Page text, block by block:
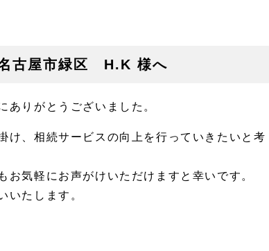
古屋市緑区 H.K 様へ
ありがとうございました。
け、相続サービスの向上を行っていきたいと考
気軽にお声がけいただけますと幸いです。
いたします。